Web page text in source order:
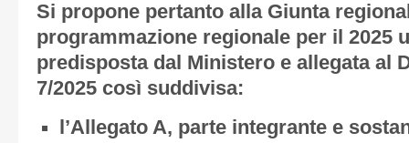
Si propone pertanto alla Giunta
programmazione regionale per il 2025
predisposta dal Ministero e allegata al
7/2025 così suddivisa:
l’Allegato A, parte integrante e